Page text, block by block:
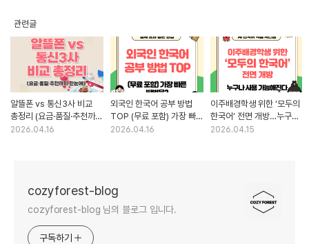
관련글
알뜰폰 vs 통신3사 비교
총정리 (요금·품질·추천까지
한눈에)
2026.04.16
외국인 한국어 공부 방법
TOP (무료 포함) 가장 빠른
방법은?
2026.04.16
이주배경학생 위한 ‘모두의
한국어’ 전면 개방…누구나
사용 가능해진다
2026.04.15
cozyforest-blog
cozyforest-blog 님의 블로그 입니다.
구독하기